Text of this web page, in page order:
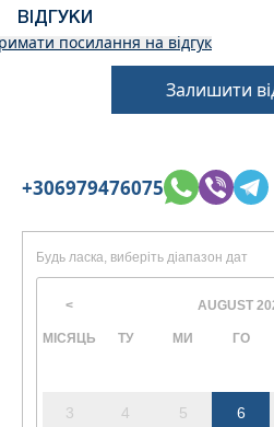
домашніми тваринами,
підтвердити під час
(Потрібна додаткова
ВІДГУКИ
посилання на відгук
Залишити
+306979476075
Будь ласка, виберіть діапазон дат
< AUGUST
МІСЯЦЬ ТУ МИ ГО
3 4 5 6